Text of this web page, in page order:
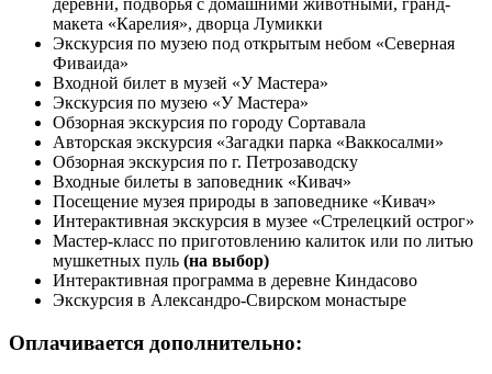
деревни, подворья с домашними животными, гранд-
макета «Карелия», дворца Лумикки
Экскурсия по музею под открытым небом «Северная
Фиваида»
Входной билет в музей «У Мастера»
Экскурсия по музею «У Мастера»
Обзорная экскурсия по городу Сортавала
Авторская экскурсия «Загадки парка «Ваккосалми»
Обзорная экскурсия по г. Петрозаводску
Входные билеты в заповедник «Кивач»
Посещение музея природы в заповеднике «Кивач»
Интерактивная экскурсия в музее «Стрелецкий острог»
Мастер-класс по приготовлению калиток или по литью
мушкетных пуль (на выбор)
Интерактивная программа в деревне Киндасово
Экскурсия в Александро-Свирском монастыре
Оплачивается дополнительно: